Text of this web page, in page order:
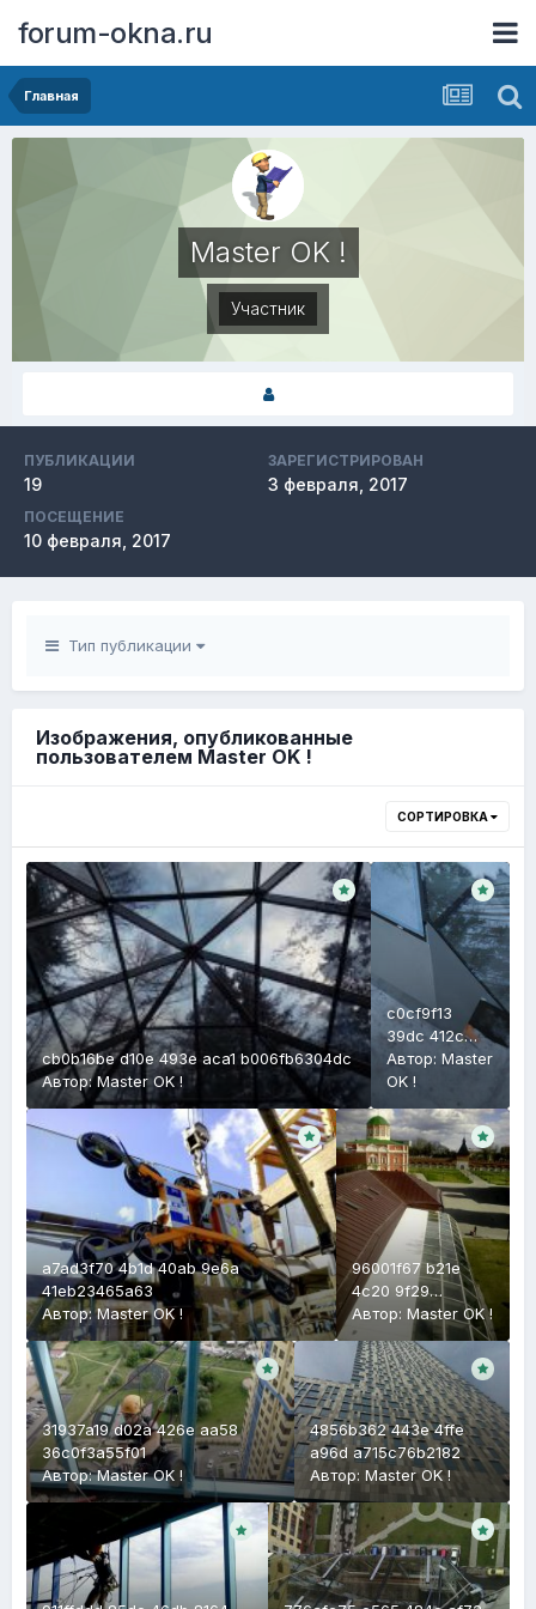
forum-okna.ru
Главная
Master OK !
Участник
ПУБЛИКАЦИИ
19
ЗАРЕГИСТРИРОВАН
3 февраля, 2017
ПОСЕЩЕНИЕ
10 февраля, 2017
Тип публикации
Изображения, опубликованные
пользователем Master OK !
СОРТИРОВКА
cb0b16be d10e 493e aca1 b006fb6304dc
Автор:Master OK !
c0cf9f13
39dc 412c
af48
949f106b8d59
Автор: Master
OK !
a7ad3f70 4b1d 40ab 9e6a
41eb23465a63
Автор:Master OK !
96001f67 b21e
4c20 9f29
1bc090a1c762
Автор: Master OK !
31937a19 d02a 426e aa58
36c0f3a55f01
Автор:Master OK !
4856b362 443e 4ffe
a96d a715c76b2182
Автор:Master OK !